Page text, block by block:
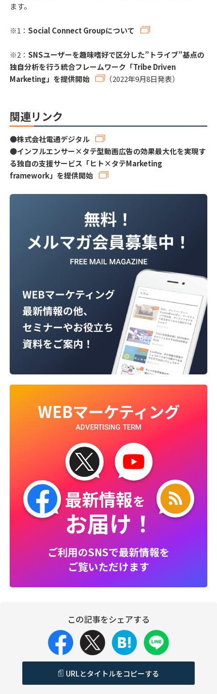
ます。
※1： Social Connect Groupについて
※2： SNSユーザーを趣味嗜好で区分した”トライブ”基点の
独自分析を行う統合フレームワーク「Tribe Driven
Marketing」を提供開始
（2022年9月8日発表）
関連リンク
●株式会社電通デジタル
●インフルエンサー×タテ型動画広告の効果最大化を実現す
る独自の支援サービス「ヒト×タテMarketing
framework」を提供開始
WEBマーケティング
ADVERTISING TERM
最新情報を
お届け！
ご利用のSNSで最新情報を
ご覧いただけます
この記事をシェアする
URLとタイトルをコピーする